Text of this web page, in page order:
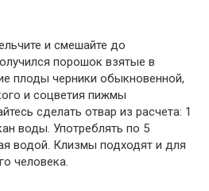
и смешайте до
порошок взятые в
плоды черники обыкновенной,
и соцветия пижмы
сделать отвар из расчета: 1
воды. Употреблять по 5
водой. Клизмы подходят и для
человека.